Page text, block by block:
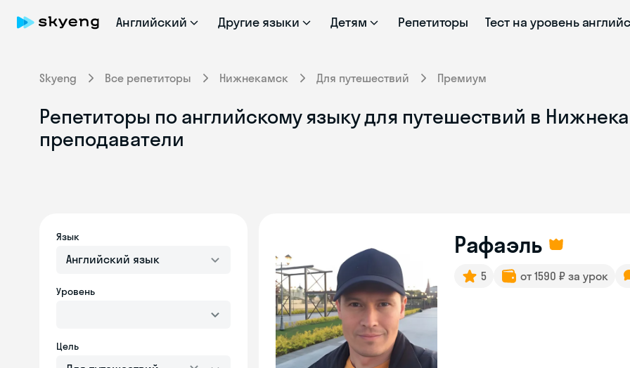
Английский Другие языки Детям Репетиторы Тест на уровень
Skyeng Все репетиторы Нижнекамск Для путешествий Премиум
Репетиторы по английскому языку для путешествий в
преподаватели
Язык
Английский язык
Уровень
Цель
Рафаэль
5 от 1590 ₽ за урок